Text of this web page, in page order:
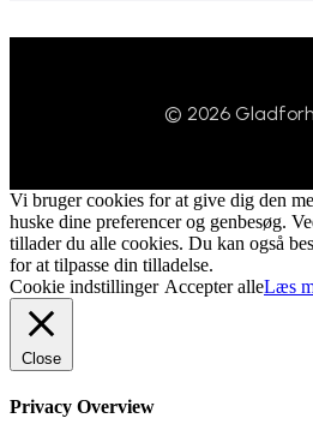
© 2026
Vi bruger cookies for at give dig den
huske dine preferencer og genbesøg.
tillader du alle cookies. Du kan også
for at tilpasse din tilladelse.
Cookie indstillinger Accepter alleLæs
Close
Privacy Overview